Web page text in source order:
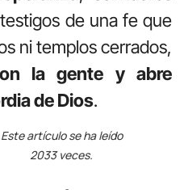
de una fe que
ni templos cerrados,
la gente y abre
de Dios.
Este artículo se ha leído
2033 veces.